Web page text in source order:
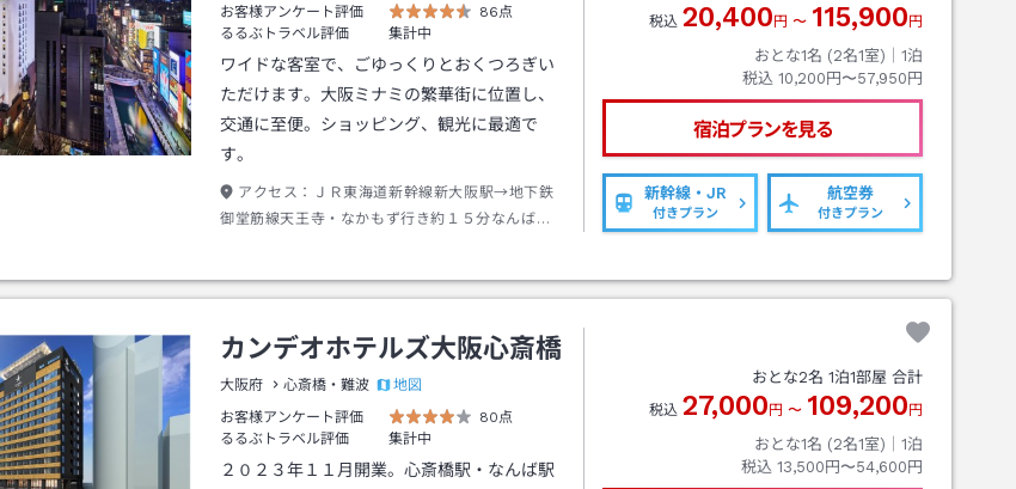
お客様アンケート評価
86点
るるぶトラベル評価
集計中
ワイドな客室で、ごゆっくりとおくつろぎい
ただけます。大阪ミナミの繁華街に位置し、
交通に至便。ショッピング、観光に最適で
す。
アクセス：
ＪＲ東海道新幹線新大阪駅→地下鉄
御堂筋線天王寺・なかもず行き約１５分なんば駅
税込 20,400 円 〜 115,900 円
おとな1名 (2名1室)｜ 1泊
税込 10,200円〜57,950円
宿泊プランを見る
新幹線・JR
付きプラン
航空券
付きプラン
カンデオホテルズ大阪心斎橋
大阪府 心斎橋・難波
地図
お客様アンケート評価
80点
るるぶトラベル評価
集計中
２０２３年１１月開業。心斎橋駅・なんば駅
おとな2名 1泊1部屋 合計
税込 27,000 円 〜 109,200 円
おとな1名 (2名1室)｜ 1泊
税込 13,500円〜54,600円